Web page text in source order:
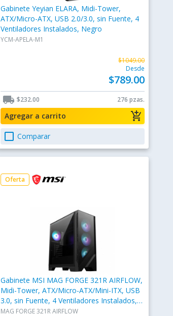
Gabinete Yeyian ELARA, Midi-Tower,
ATX/Micro-ATX, USB 2.0/3.0, sin Fuente, 4
Ventiladores Instalados, Negro
YCM-APELA-M1
$1049.00
Desde
$789.00
local_shipping $232.00 276 pzas.
add_shopping_cart
Agregar a carrito
check_box_outline_blank Comparar
Oferta
Gabinete MSI MAG FORGE 321R AIRFLOW,
Midi-Tower, ATX/Micro-ATX/Mini-ITX, USB
3.0, sin Fuente, 4 Ventiladores Instalados,
Negro
MAG FORGE 321R AIRFLOW